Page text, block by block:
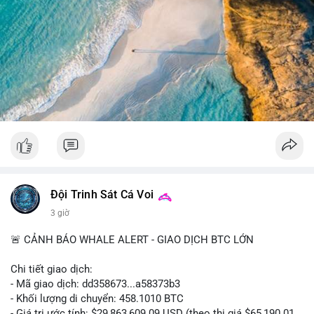
giao dịch này trong vài khối tiếp theo. Nếu BTC vào ví sàn, cần
chuẩn bị cho biến động giá tăng; nếu vào ví lạnh, có thể yên
tâm hơn về xu hướng dài hạn. Không nên hành động vội vàng
dựa trên một giao dịch đơn lẻ, hãy quan sát thêm dòng tiền
trong 24-48 giờ để xác nhận xu hướng.
#52dot09btc #chuyenvilanh #tichluydaihan #mempoolbtc
#giaodichlon
Đội Trinh Sát Cá Voi
3 giờ
🚨 CẢNH BÁO WHALE ALERT - GIAO DỊCH BTC LỚN
Chi tiết giao dịch:
- Mã giao dịch: dd358673...a58373b3
- Khối lượng di chuyển: 458.1010 BTC